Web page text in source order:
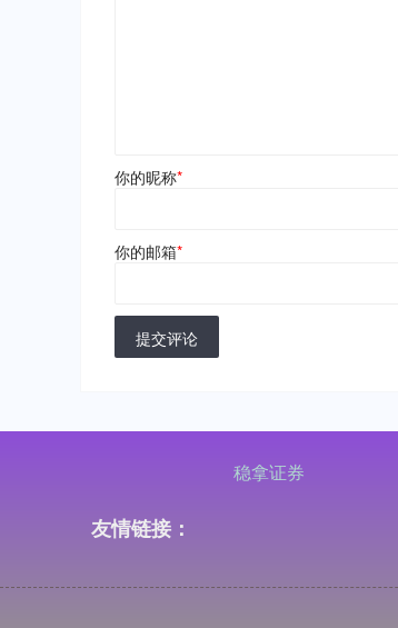
你的昵称*
你的邮箱*
提交评论
稳拿证券
友情链接：